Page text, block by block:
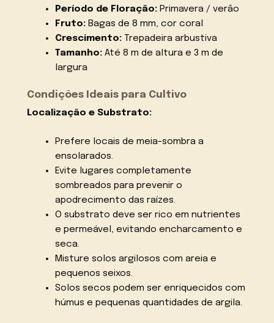
Período de Floração:Primavera / verão
Fruto:Bagas de 8 mm, cor coral
Crescimento:Trepadeira arbustiva
Tamanho:Até 8 m de altura e 3 m de
largura
Condições Ideais para Cultivo
Localização e Substrato:
Prefere locais de meia-sombra a
ensolarados.
Evite lugares completamente
sombreados para prevenir o
apodrecimento das raízes.
O substrato deve ser rico em nutrientes
e permeável, evitando encharcamento e
seca.
Misture solos argilosos com areia e
pequenos seixos.
Solos secos podem ser enriquecidos com
húmus e pequenas quantidades de argila.